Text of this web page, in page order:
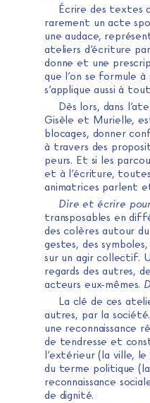
Écrire des textes
rarement un acte
une audace,
ateliers d’écriture
donne et une
que l’on se formule
s’applique aussi à
Dès lors, dans
Gisèle et Murielle,
blocages, donner
à travers des
peurs. Et si les
et à l’écriture,
animatrices parlent
Dire et écrire
transposables en
des colères autour
gestes, des
sur un agir collectif.
regards des autres,
acteurs eux-mêmes.
La clé de ces
autres, par la
une reconnaissance
de tendresse et
l’extérieur (la ville,
du terme politique
reconnaissance
de dignité.